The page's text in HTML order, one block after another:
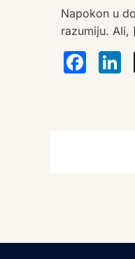
Napokon u
razumiju. Ali,